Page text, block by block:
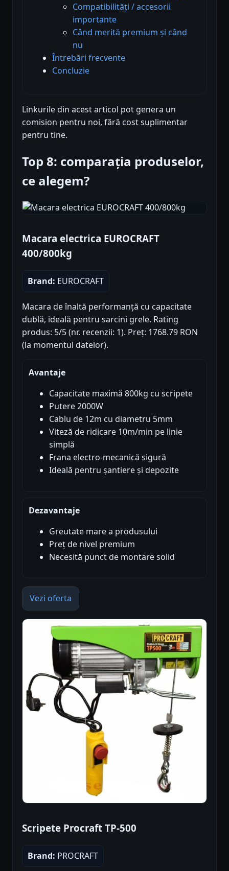
Compatibilități / accesorii
importante
Când merită premium și când
nu
Întrebări frecvente
Concluzie
Linkurile din acest articol pot genera un
comision pentru noi, fără cost suplimentar
pentru tine.
Top 8: comparația produselor,
ce alegem?
Macara electrica EUROCRAFT
400/800kg
Brand: EUROCRAFT
Macara de înaltă performanță cu capacitate
dublă, ideală pentru sarcini grele. Rating
produs: 5/5 (nr. recenzii: 1). Preț: 1768.79 RON
(la momentul datelor).
Avantaje
Capacitate maximă 800kg cu scripete
Putere 2000W
Cablu de 12m cu diametru 5mm
Viteză de ridicare 10m/min pe linie
simplă
Frana electro-mecanică sigură
Ideală pentru șantiere și depozite
Dezavantaje
Greutate mare a produsului
Preț de nivel premium
Necesită punct de montare solid
Vezi oferta
Scripete Procraft TP-500
Brand: PROCRAFT